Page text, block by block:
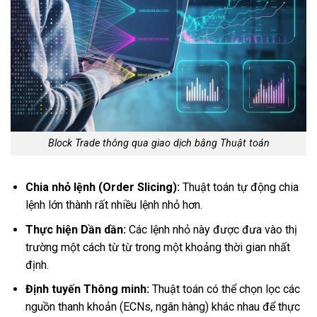
Block Trade thông qua giao dịch bằng Thuật toán
Chia nhỏ lệnh (Order Slicing):Thuật toán tự động chia
lệnh lớn thành rất nhiều lệnh nhỏ hơn.
Thực hiện Dần dần:Các lệnh nhỏ này được đưa vào thị
trường một cách từ từ trong một khoảng thời gian nhất
định.
Định tuyến Thông minh:Thuật toán có thể chọn lọc các
nguồn thanh khoản (ECNs, ngân hàng) khác nhau để thực